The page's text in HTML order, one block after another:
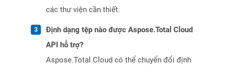
các thư viện cần thiết.
Định dạng tệp nào được Aspose.Total Cloud
API hỗ trợ?
Aspose.Total Cloud có thể chuyển đổi định